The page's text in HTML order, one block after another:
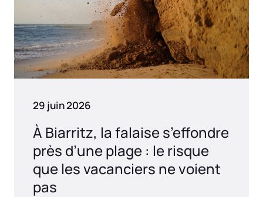
29 juin 2026
À Biarritz, la falaise s’effondre
près d’une plage : le risque
que les vacanciers ne voient
pas